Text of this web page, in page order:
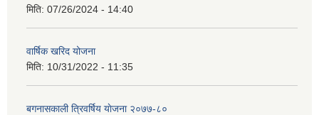
मिति: 07/26/2024 - 14:40
वार्षिक खरिद योजना
मिति: 10/31/2022 - 11:35
बगनासकाली त्रिवर्षिय याेजना २०७७-८०